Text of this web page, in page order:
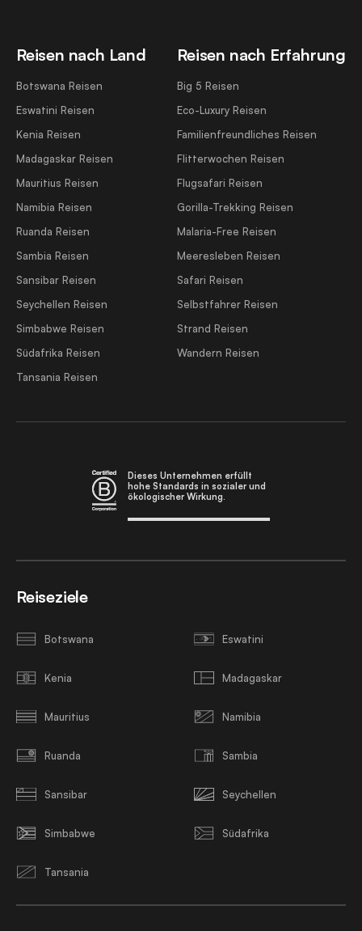
Reisen nach Land
Botswana Reisen
Eswatini Reisen
Kenia Reisen
Madagaskar Reisen
Mauritius Reisen
Namibia Reisen
Ruanda Reisen
Sambia Reisen
Sansibar Reisen
Seychellen Reisen
Simbabwe Reisen
Südafrika Reisen
Tansania Reisen
Reisen nach Erfahrung
Big 5 Reisen
Eco-Luxury Reisen
Familienfreundliches Reisen
Flitterwochen Reisen
Flugsafari Reisen
Gorilla-Trekking Reisen
Malaria-Free Reisen
Meeresleben Reisen
Safari Reisen
Selbstfahrer Reisen
Strand Reisen
Wandern Reisen
Dieses Unternehmen erfüllt
hohe Standards in sozialer und
ökologischer Wirkung.
Reiseziele
Botswana Eswatini
Kenia Madagaskar
Mauritius Namibia
Ruanda Sambia
Sansibar Seychellen
Simbabwe Südafrika
Tansania